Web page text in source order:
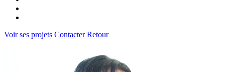
Voir ses projets Contacter Retour